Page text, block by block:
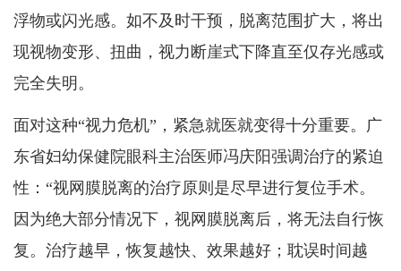
浮物或闪光感。如不及时干预，脱离范围扩大，将出
现视物变形、扭曲，视力断崖式下降直至仅存光感或
完全失明。
面对这种“视力危机”，紧急就医就变得十分重要。广
东省妇幼保健院眼科主治医师冯庆阳强调治疗的紧迫
性：“视网膜脱离的治疗原则是尽早进行复位手术。
因为绝大部分情况下，视网膜脱离后，将无法自行恢
复。治疗越早，恢复越快、效果越好；耽误时间越